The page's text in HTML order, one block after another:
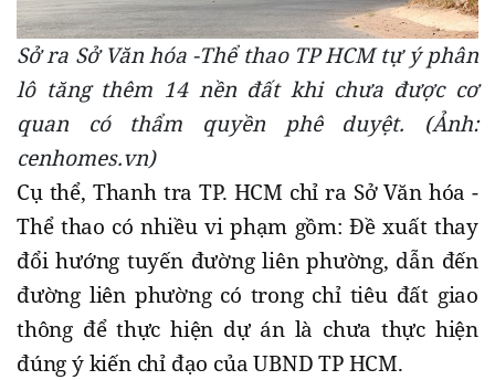
Sở ra Sở Văn hóa -Thể thao TP HCM tự ý phân
lô tăng thêm 14 nền đất khi chưa được cơ
quan có thẩm quyền phê duyệt. (Ảnh:
cenhomes.vn)
Cụ thể, Thanh tra TP. HCM chỉ ra Sở Văn hóa -
Thể thao có nhiều vi phạm gồm: Đề xuất thay
đổi hướng tuyến đường liên phường, dẫn đến
đường liên phường có trong chỉ tiêu đất giao
thông để thực hiện dự án là chưa thực hiện
đúng ý kiến chỉ đạo của UBND TP HCM.